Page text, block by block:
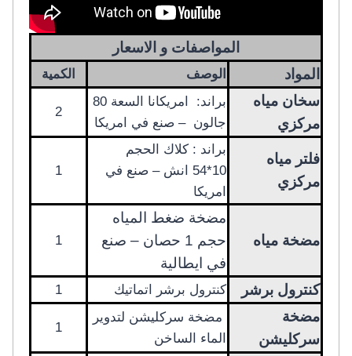
المواصفات و الاسعار
المواد
الوصف الكمية
سخان مياه
مركزي
براند: امريكانا السعة 80
جالون – صنع في امريكا
2
فلتر مياه
مركزي
براند : كلاك الحجم
10*54 انش – صنع في
امريكا
1
مضخة مياه
مضخة ضغط المياه
حجم 1 حصان – صنع
في ايطالية
1
كنترول برشر كنترول برشر اتماتيك 1
مضخة
سركليشن
مضخة سركليشن لتدوير
الماء الساخن
1